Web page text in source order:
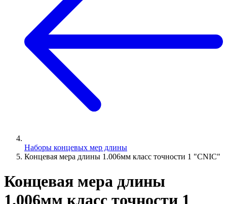
Наборы концевых мер длины
Концевая мера длины 1.006мм класс точности 1 "CNIC"
Концевая мера длины
1.006мм класс точности 1